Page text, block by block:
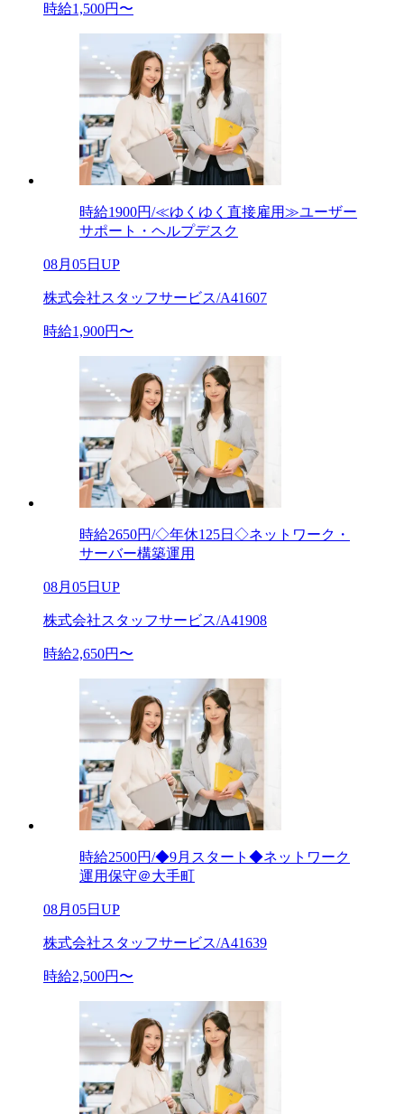
時給1,500円〜
時給1900円/≪ゆくゆく直接雇用≫ユーザー
サポート・ヘルプデスク
08月05日UP
株式会社スタッフサービス/A41607
時給1,900円〜
時給2650円/◇年休125日◇ネットワーク・
サーバー構築運用
08月05日UP
株式会社スタッフサービス/A41908
時給2,650円〜
時給2500円/◆9月スタート◆ネットワーク
運用保守＠大手町
08月05日UP
株式会社スタッフサービス/A41639
時給2,500円〜